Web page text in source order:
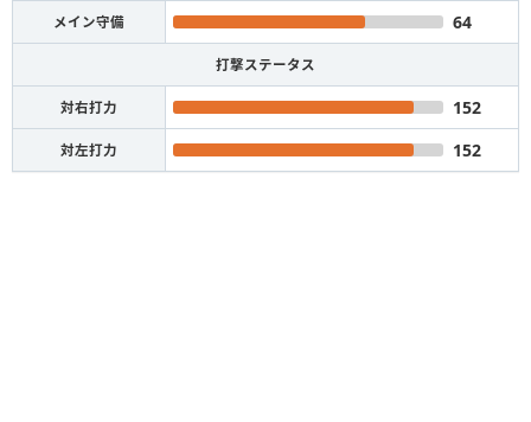
メイン守備 64
打撃ステータス
対右打力 152
対左打力 152